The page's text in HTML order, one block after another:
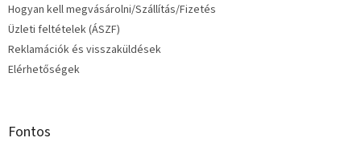
Hogyan kell megvásárolni/Szállítás/Fizetés
Üzleti feltételek (ÁSZF)
Reklamációk és visszaküldések
Elérhetőségek
Fontos